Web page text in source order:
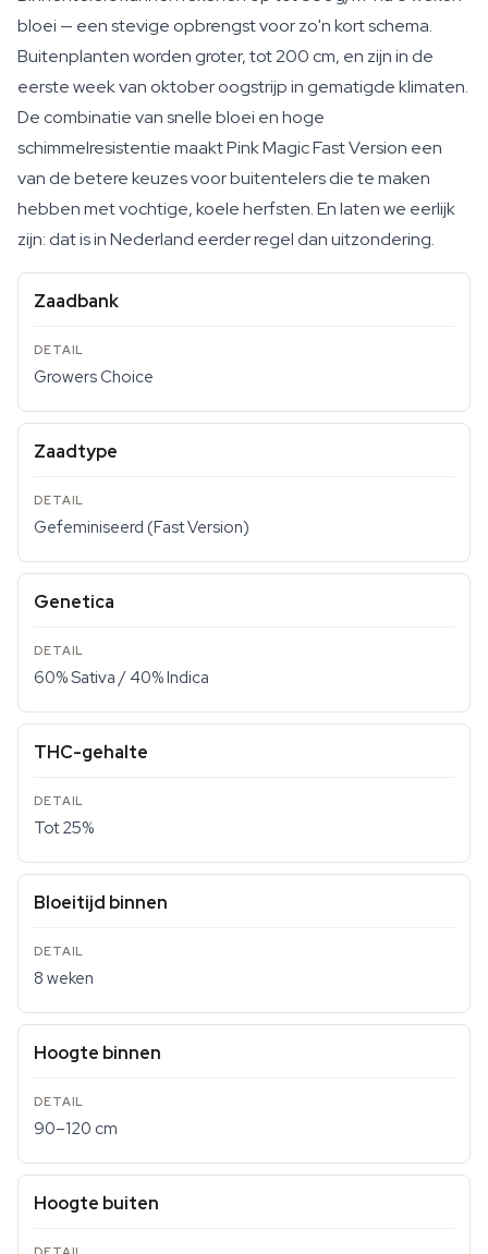
bloei — een stevige opbrengst voor zo'n kort schema.
Buitenplanten worden groter, tot 200 cm, en zijn in de
eerste week van oktober oogstrijp in gematigde klimaten.
De combinatie van snelle bloei en hoge
schimmelresistentie maakt Pink Magic Fast Version een
van de betere keuzes voor buitentelers die te maken
hebben met vochtige, koele herfsten. En laten we eerlijk
zijn: dat is in Nederland eerder regel dan uitzondering.
Zaadbank
Growers Choice
Zaadtype
Gefeminiseerd (Fast Version)
Genetica
60% Sativa / 40% Indica
THC-gehalte
Tot 25%
Bloeitijd binnen
8 weken
Hoogte binnen
90–120 cm
Hoogte buiten